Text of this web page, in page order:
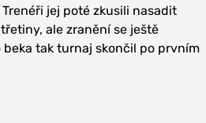
Trenéři jej poté zkusili nasadit
ale zranění se ještě
beka tak turnaj skončil po prvním